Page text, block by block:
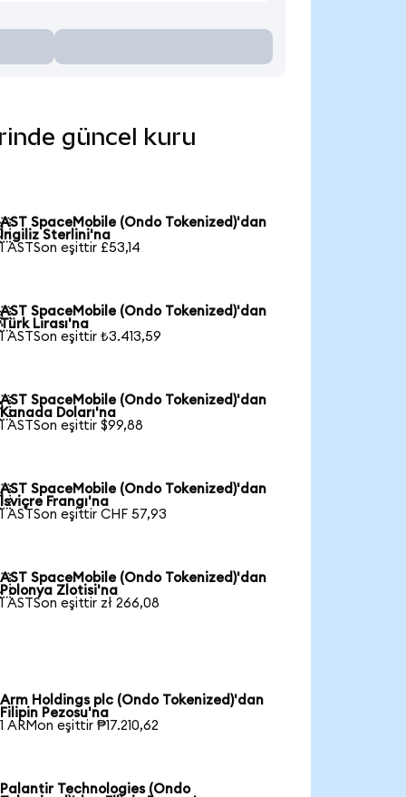
güncel kuru
AST SpaceMobile (Ondo Tokenized)'dan
İngiliz Sterlini'na
1 ASTSon eşittir £53,14
AST SpaceMobile (Ondo Tokenized)'dan
Türk Lirası'na
1 ASTSon eşittir ₺3.413,59
AST SpaceMobile (Ondo Tokenized)'dan
Kanada Doları'na
1 ASTSon eşittir $99,88
AST SpaceMobile (Ondo Tokenized)'dan
İsviçre Frangı'na
1 ASTSon eşittir CHF 57,93
AST SpaceMobile (Ondo Tokenized)'dan
Polonya Zlotisi'na
1 ASTSon eşittir zł 266,08
Arm Holdings plc (Ondo Tokenized)'dan
Filipin Pezosu'na
1 ARMon eşittir ₱17.210,62
Palantir Technologies (Ondo